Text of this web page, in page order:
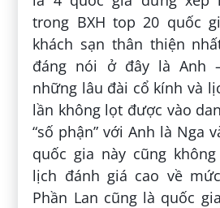
trong BXH top 20 quốc
khách sạn thân thiện
đáng nói ở đây là Anh
những lâu đài cổ kính và
lần không lọt được vào
“số phận” với Anh là Nga
quốc gia này cũng
lịch đánh giá cao về
Phần Lan cũng là quốc